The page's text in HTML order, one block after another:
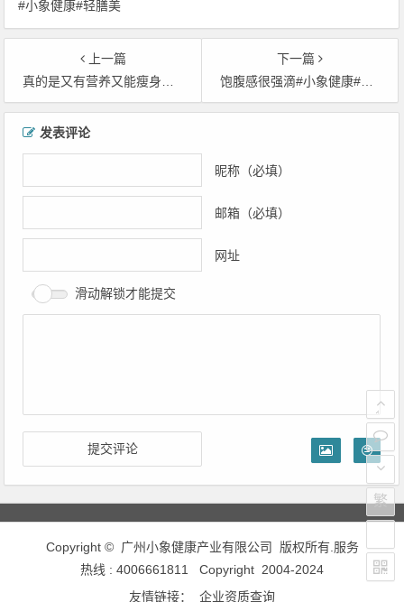
#小象健康#轻膳美
上一篇
真的是又有营养又能瘦身的好物#小象健康#轻膳美
下一篇
饱腹感很强滴#小象健康#轻膳美
发表评论
昵称（必填）
邮箱（必填）
网址
滑动解锁才能提交
Copyright © 广州小象健康产业有限公司 版权所有.服务
热线 : 4006661811 Copyright 2004-2024
友情链接： 企业资质查询
繁